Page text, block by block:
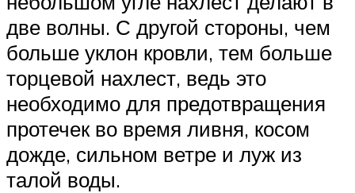
две волны. С другой стороны, чем
больше уклон кровли, тем больше
торцевой нахлест, ведь это
необходимо для предотвращения
протечек во время ливня, косом
дожде, сильном ветре и луж из
талой воды.